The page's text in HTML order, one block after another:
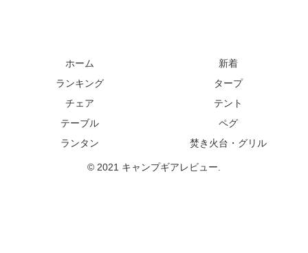
ホーム
新着
ランキング
タープ
チェア
テント
テーブル
ペグ
ランタン
焚き火台・グリル
© 2021 キャンプギアレビュー.